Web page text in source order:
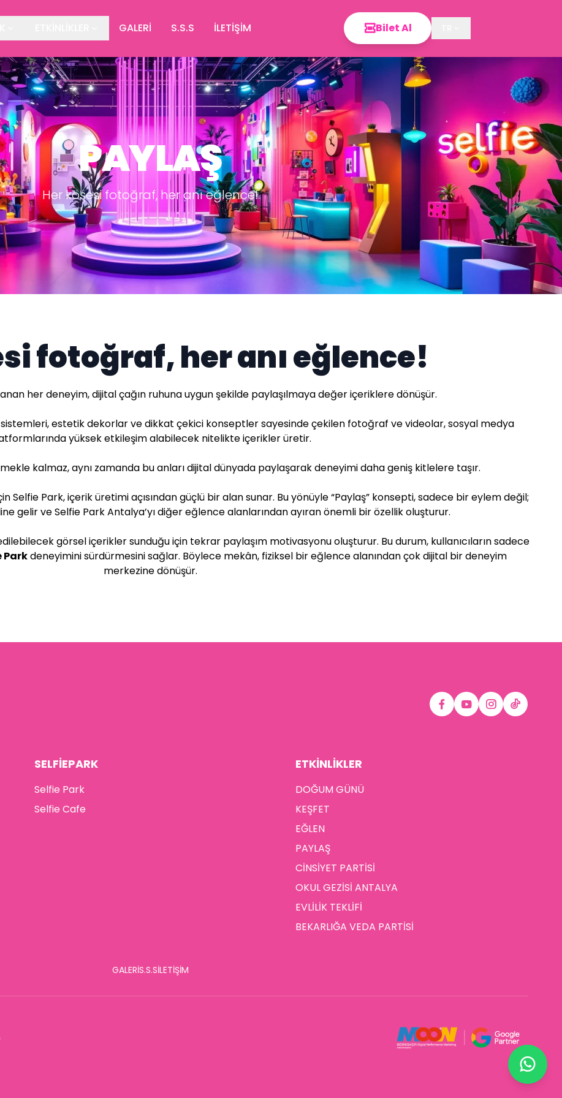
GALERİ S.S.S İLETİŞİM Bilet Al
PAYLAŞ
Her köşesi fotoğraf, her anı eğlence!
fotoğraf, her anı eğlence!
her deneyim, dijital çağın ruhuna uygun şekilde paylaşılmaya değer içeriklere dönüşür.
sistemleri, estetik dekorlar ve dikkat çekici konseptler sayesinde çekilen fotoğraf ve videolar, sosyal medya
yüksek etkileşim alabilecek nitelikte içerikler üretir.
kalmaz, aynı zamanda bu anları dijital dünyada paylaşarak deneyimi daha geniş kitlelere taşır.
Selfie Park, içerik üretimi açısından güçlü bir alan sunar. Bu yönüyle “Paylaş” konsepti, sadece bir eylem değil;
gelir ve Selfie Park Antalya’yı diğer eğlence alanlarından ayıran önemli bir özellik oluşturur.
görsel içerikler sunduğu için tekrar paylaşım motivasyonu oluşturur. Bu durum, kullanıcıların sadece
Parkdeneyimini sürdürmesini sağlar. Böylece mekân, fiziksel bir eğlence alanından çok dijital bir deneyim
merkezine dönüşür.
SELFİEPARK
Selfie Park
Selfie Cafe
ETKİNLİKLER
DOĞUM GÜNÜ
KEŞFET
EĞLEN
PAYLAŞ
CİNSİYET PARTİSİ
OKUL GEZİSİ ANTALYA
EVLİLİK TEKLİFİ
BEKARLIĞA VEDA PARTİSİ
GALERİS.S.SİLETİŞİM